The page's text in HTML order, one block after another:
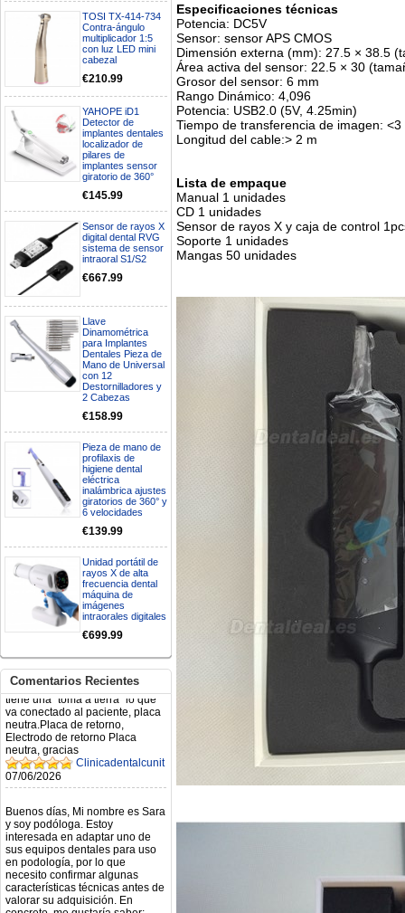
TOSI TX-414-734
Contra-ángulo
multiplicador 1:5
con luz LED mini
cabezal
€210.99
YAHOPE iD1
Detector de
implantes dentales
localizador de
pilares de
implantes sensor
giratorio de 360°
€145.99
Sensor de rayos X
digital dental RVG
sistema de sensor
intraoral S1/S2
€667.99
Llave
Dinamométrica
para Implantes
Dentales Pieza de
Mano de Universal
con 12
Destornilladores y
2 Cabezas
€158.99
Pieza de mano de
profilaxis de
higiene dental
eléctrica
inalámbrica ajustes
giratorios de 360° y
6 velocidades
€139.99
Unidad portátil de
rayos X de alta
frecuencia dental
máquina de
imágenes
intraorales digitales
€699.99
Comentarios Recientes
Boa noite gostaria de saber se
seria possível entrega em
Portugal e quanto tempo no
máximo demoraria pra a morada
av Francisco Sá Carneiro n40
5430-423 Valpacos do seguinte
produto - Motor eléctrico dental
inalámbrico IPR pieza de mano
ortodoncia y pulido 2 en 1.
Rita
29/07/2026
Mi formulario de pedido: S /
N.2026060712980804 ,
BUENOS DIAS CUANDO
RECIBIRE MI PEDIDO,
GRACIAS
clinicadentalcunit
11/06/2026
Artículo. DDE0032580
electróbisturí, quisiera saber si
tiene una "toma a tierra" lo que
va conectado al paciente, placa
neutra.Placa de retorno,
Electrodo de retorno Placa
neutra, gracias
Clinicadentalcunit
07/06/2026
y soy podóloga. Estoy
interesada en adaptar uno de
sus equipos dentales para uso
en podología, por lo que
necesito confirmar algunas
características técnicas antes de
valorar su adquisición. En
concreto, me gustaría saber:
Especificaciones técnicas
Potencia: DC5V
Sensor: sensor APS CMOS
Dimensión externa (mm): 27.5 × 38.5
Área activa del sensor: 22.5 × 30
Grosor del sensor: 6 mm
Rango Dinámico: 4,096
Potencia: USB2.0 (5V, 4.25min)
Tiempo de transferencia de imagen: <3
Longitud del cable:> 2 m
Lista de empaque
Manual 1 unidades
CD 1 unidades
Sensor de rayos X y caja de control
Soporte 1 unidades
Mangas 50 unidades